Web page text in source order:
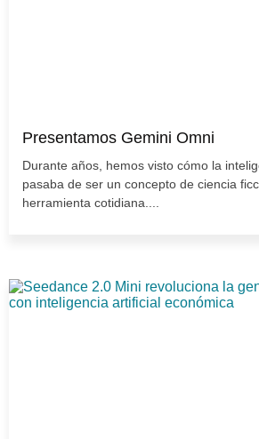
Presentamos Gemini Omni
Durante años, hemos visto cómo la
pasaba de ser un concepto de ciencia
herramienta cotidiana....